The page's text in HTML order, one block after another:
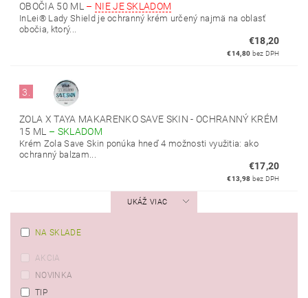
OBOČIA 50 ML – NIE JE SKLADOM
InLei® Lady Shield je ochranný krém určený najmä na oblasť
obočia, ktorý...
€18,20
€14,80 bez DPH
3.
ZOLA X TAYA MAKARENKO SAVE SKIN - OCHRANNÝ KRÉM
15 ML – SKLADOM
Krém Zola Save Skin ponúka hneď 4 možnosti využitia: ako
ochranný balzam...
€17,20
€13,98 bez DPH
UKÁŽ VIAC
NA SKLADE
AKCIA
NOVINKA
TIP